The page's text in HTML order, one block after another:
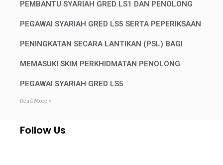
PEMBANTU SYARIAH GRED LS1 DAN PENOLONG
PEGAWAI SYARIAH GRED LS5 SERTA PEPERIKSAAN
PENINGKATAN SECARA LANTIKAN (PSL) BAGI
MEMASUKI SKIM PERKHIDMATAN PENOLONG
PEGAWAI SYARIAH GRED LS5
Read More »
Follow Us